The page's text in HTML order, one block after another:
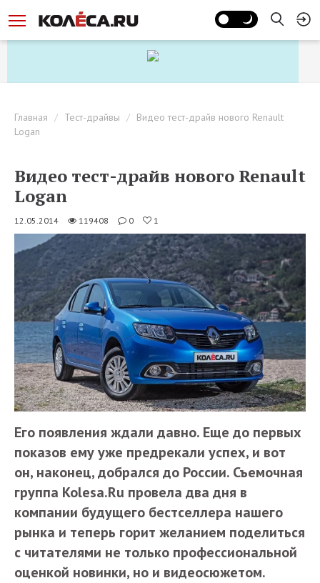
Главная Тест-драйвы
Видео тест-драйв нового Renault
Logan
Видео тест-драйв нового Renault
Logan
12.05.2014 119408 0 1
Его появления ждали давно. Еще до первых
показов ему уже предрекали успех, и вот
он, наконец, добрался до России. Съемочная
группа Kolesa.Ru провела два дня в
компании будущего бестселлера нашего
рынка и теперь горит желанием поделиться
с читателями не только профессиональной
оценкой новинки, но и видеосюжетом.